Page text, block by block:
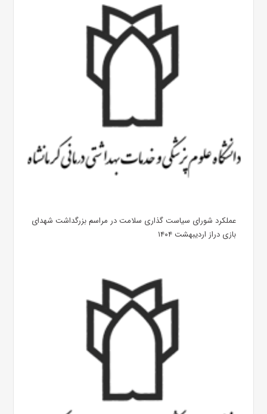
عملکرد شورای سیاست گذاری سلامت در مراسم بزرگداشت شهدای
بازی دراز اردیبهشت ۱۴۰۴